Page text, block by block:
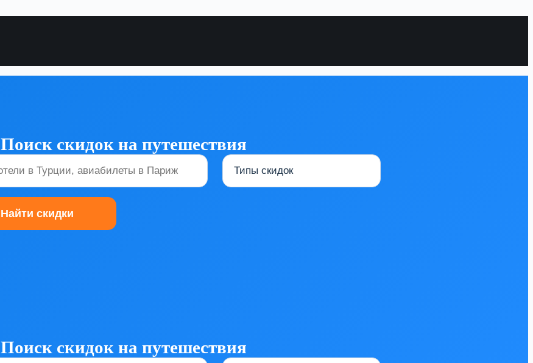
Поиск скидок на путешествия
Поиск скидок на путешествия